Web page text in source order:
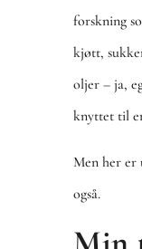
forskning
kjøtt,
oljer – ja,
knyttet til
Men her er
også.